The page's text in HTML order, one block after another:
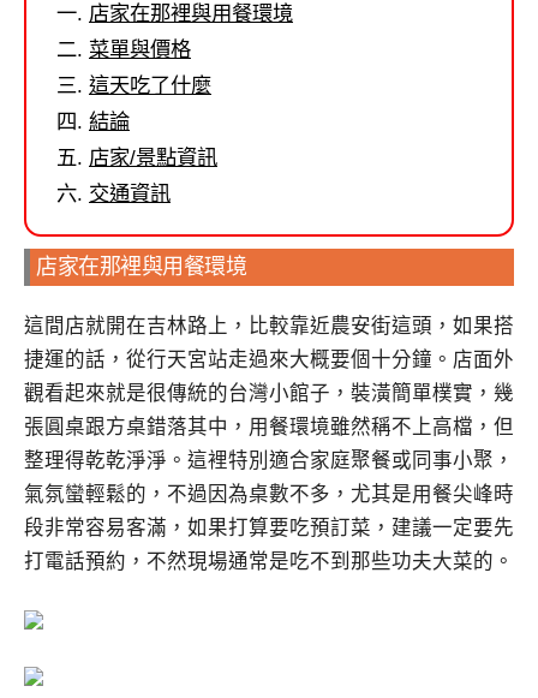
店家在那裡與用餐環境
菜單與價格
這天吃了什麼
結論
店家/景點資訊
交通資訊
店家在那裡與用餐環境
這間店就開在吉林路上，比較靠近農安街這頭，如果搭
捷運的話，從行天宮站走過來大概要個十分鐘。店面外
觀看起來就是很傳統的台灣小館子，裝潢簡單樸實，幾
張圓桌跟方桌錯落其中，用餐環境雖然稱不上高檔，但
整理得乾乾淨淨。這裡特別適合家庭聚餐或同事小聚，
氣氛蠻輕鬆的，不過因為桌數不多，尤其是用餐尖峰時
段非常容易客滿，如果打算要吃預訂菜，建議一定要先
打電話預約，不然現場通常是吃不到那些功夫大菜的。